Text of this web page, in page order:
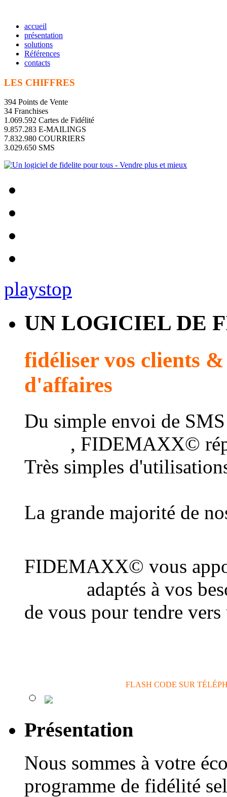
accueil
présentation
solutions
Références
contacts
LES CHIFFRES
394 Points de Vente
34 Franchises
1.069.592 Cartes de Fidélité
9.857.283 E-MAILINGS
7.832.980 COURRIERS
3.029.650 SMS
playstop
UN LOGICIEL DE
fidéliser vos clients
d'affaires
Du simple envoi de
, FIDEMAXX©
Très simples
La grande majorité de
FIDEMAXX© vous
adaptés à vos
de vous pour tendre
FLASH CODE SUR
Présentation
Nous sommes à votre
programme de fidélité